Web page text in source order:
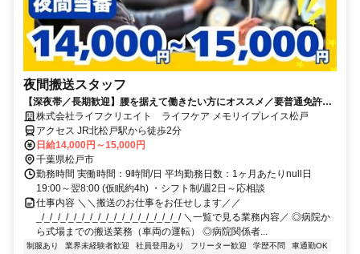
夜間搬送スタッフ
【深夜帯／長期歓迎】腰を据えて働きたい方にオススメ／要普通免許
（AT限定可）／学歴・経験不問／基礎スキル習得で昇給有り＋月20日勤
務で「月額2万円」を別途支給／月収30万円も可能！
株式会社ライフクリエイト ライフケア メモリイプレイス松戸
アクセス JR北松戸駅から徒歩2分
日給14,000円～15,000円
千葉県松戸市
勤務時間 実働時間：9時間/日 平均勤務日数：1ヶ月あたりnull日
19:00～翌8:00 (仮眠約4h) ・シフト制/週2日～応相談
仕事内容 ＼＼搬送のお仕事をお任せします／／
_/_/_/_/_/_/_/_/_/_/_/_/_/_/_/_/_/_/ ＼一覧で見る業務内容／ ◎病院か
ら式場までの搬送業務（車両の運転） ◎病院関係者...
制服あり 業界未経験者歓迎 社員登用あり フリーター歓迎 学歴不問
車通勤OK